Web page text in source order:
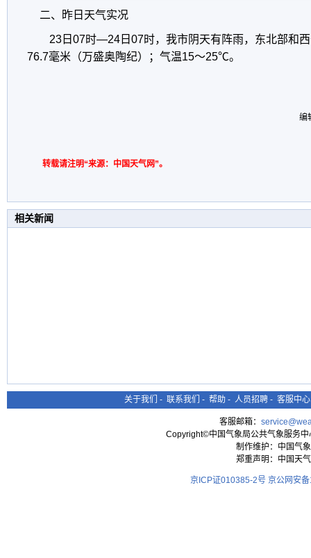
二、昨日天气实况
23日07时—24日07时，我市阴天有阵雨，东北部和
76.7毫米（万盛奥陶纪）；气温15～25℃。
编
转载请注明“来源：中国天气网”。
相关新闻
关于我们 - 联系我们 - 帮助 - 人员招聘 - 客服中心
客服邮箱：
Copyright©中国气象局公共气象服务
制作维护：中国气
郑重声明：中国天
京ICP证010385-2号 京公网安